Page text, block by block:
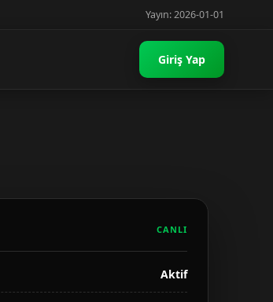
Yayın: 2026-01-01
Giriş Yap
CANLI
Aktif